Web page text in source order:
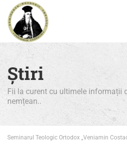
Știri
Fii la curent cu ultimele informații
nemțean..
Seminarul Teologic Ortodox „Veniamin